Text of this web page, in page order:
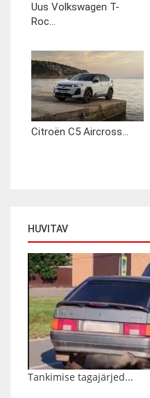
Uus Volkswagen T-
Roc...
Citroën C5 Aircross...
HUVITAV
Tankimise tagajärjed...